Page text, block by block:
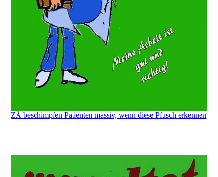
ZÄ beschimpfen Patienten massiv, wenn diese Pfusch erkennen